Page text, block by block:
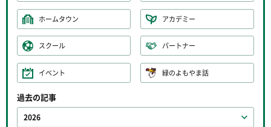
ホームタウン アカデミー
スクール パートナー
イベント 緑のよもやま話
過去の記事
2026